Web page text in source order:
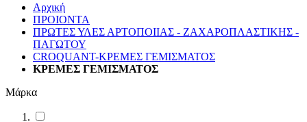
Αρχική
ΠΡΟΙΟΝΤΑ
ΠΡΩΤΕΣ ΥΛΕΣ ΑΡΤΟΠΟΙΙΑΣ - ΖΑΧΑΡΟΠΛΑΣΤΙΚΗΣ -
ΠΑΓΩΤΟΥ
CROQUANT-ΚΡΕΜΕΣ ΓΕΜΙΣΜΑΤΟΣ
ΚΡΕΜΕΣ ΓΕΜΙΣΜΑΤΟΣ
Μάρκα